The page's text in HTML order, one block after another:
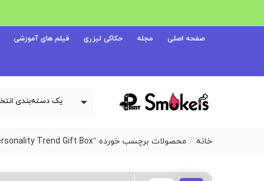
صفحه اصلی مجله حکاکی لیزری فیلم های آموزشی
خانه محصولات برچسب خورده “CIGARLOONG Cigar Lighter Three Straight Fire Windproof Titanium Gold Cigar Drill Boyfriend Creative Personality Trend Gift Box”